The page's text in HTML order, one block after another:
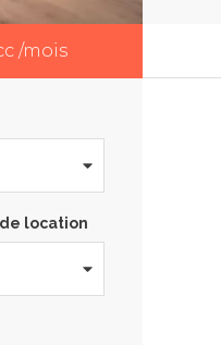
/mois
location